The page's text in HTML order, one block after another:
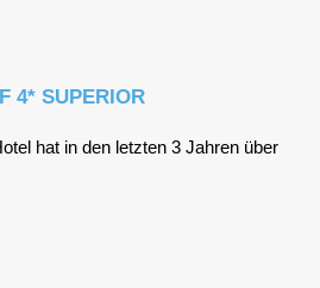
4* SUPERIOR
hat in den letz­ten 3 Jah­ren über